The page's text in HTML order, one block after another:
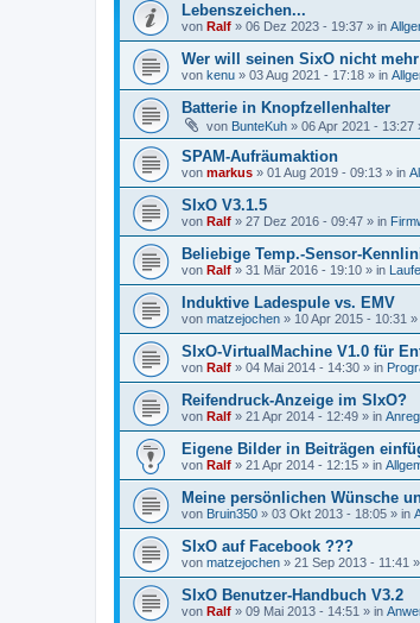
Lebenszeichen...
von Ralf » 06 Dez 2023 - 19:37 » in
Wer will seinen SixO nicht
von kenu » 03 Aug 2021 - 17:18 » in
Batterie in Knopfzellenhalter
von BunteKuh » 06 Apr 2021 - 13:27
SPAM-Aufräumaktion
von markus » 01 Aug 2019 - 09:13 » in
SIxO V3.1.5
von Ralf » 27 Dez 2016 - 09:47 » in
Beliebige Temp.-Sensor-
von Ralf » 31 Mär 2016 - 19:10 » in
Induktive Ladespule vs. EMV
von matzejochen » 10 Apr 2015 - 10:31 »
SIxO-VirtualMachine V1.0 für
von Ralf » 04 Mai 2014 - 14:30 » in
Reifendruck-Anzeige im SIxO?
von Ralf » 21 Apr 2014 - 12:49 » in
Eigene Bilder in Beiträgen
von Ralf » 21 Apr 2014 - 12:15 » in
Meine persönlichen Wünsche
von Bruin350 » 03 Okt 2013 - 18:05 » in
SIxO auf Facebook ???
von matzejochen » 21 Sep 2013 - 11:41
SIxO Benutzer-Handbuch V3.2
von Ralf » 09 Mai 2013 - 14:51 » in